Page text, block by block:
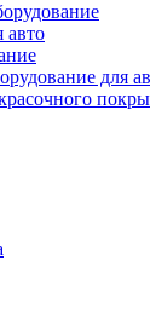
авто
для